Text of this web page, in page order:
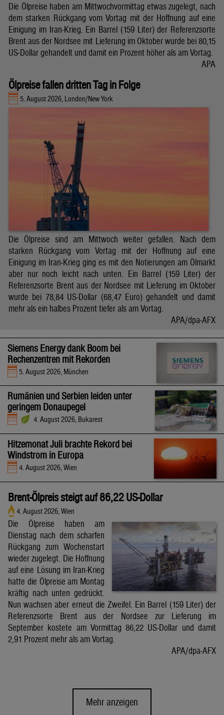
Die Ölpreise haben am Mittwochvormittag etwas zugelegt, nach
dem starken Rückgang vom Vortag mit der Hoffnung auf eine
Einigung im Iran-Krieg. Ein Barrel (159 Liter) der Referenzsorte
Brent aus der Nordsee mit Lieferung im Oktober wurde bei 80,15
US-Dollar gehandelt und damit ein Prozent höher als am Vortag.
APA
Ölpreise fallen dritten Tag in Folge
5. August 2026, London/New York
Die Ölpreise sind am Mittwoch weiter gefallen. Nach dem
starken Rückgang vom Vortag mit der Hoffnung auf eine
Einigung im Iran-Krieg ging es mit den Notierungen am Ölmarkt
aber nur noch leicht nach unten. Ein Barrel (159 Liter) der
Referenzsorte Brent aus der Nordsee mit Lieferung im Oktober
wurde bei 78,84 US-Dollar (68,47 Euro) gehandelt und damit
mehr als ein halbes Prozent tiefer als am Vortag.
APA/dpa-AFX
Siemens Energy dank Boom bei
Rechenzentren mit Rekorden
5. August 2026, München
Rumänien und Serbien leiden unter
geringem Donaupegel
4. August 2026, Bukarest
Hitzemonat Juli brachte Rekord bei
Windstrom in Europa
4. August 2026, Wien
Brent-Ölpreis steigt auf 86,22 US-Dollar
4. August 2026, Wien
Die Ölpreise haben am
Dienstag nach dem scharfen
Rückgang zum Wochenstart
wieder zugelegt. Die Hoffnung
auf eine Lösung im Iran-Krieg
hatte die Ölpreise am Montag
kräftig nach unten gedrückt.
Nun wachsen aber erneut die Zweifel. Ein Barrel (159 Liter) der
Referenzsorte Brent aus der Nordsee zur Lieferung im
September kostete am Vormittag 86,22 US-Dollar und damit
2,91 Prozent mehr als am Vortag.
APA/dpa-AFX
Mehr anzeigen